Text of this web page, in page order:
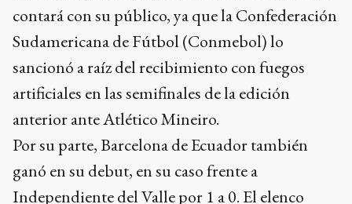
contará con su público, ya que la Confederación
Sudamericana de Fútbol (Conmebol) lo
sancionó a raíz del recibimiento con fuegos
artificiales en las semifinales de la edición
anterior ante Atlético Mineiro.
Por su parte, Barcelona de Ecuador también
ganó en su debut, en su caso frente a
Independiente del Valle por 1 a 0. El elenco